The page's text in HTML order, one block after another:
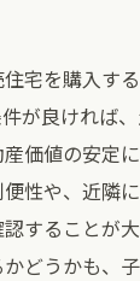
検索を活用する
重要性
ジェントとの
ビューの活用
把握
明確化
宅を購入す
が良ければ
価値の安定
性や、近隣
することが
どうかも、